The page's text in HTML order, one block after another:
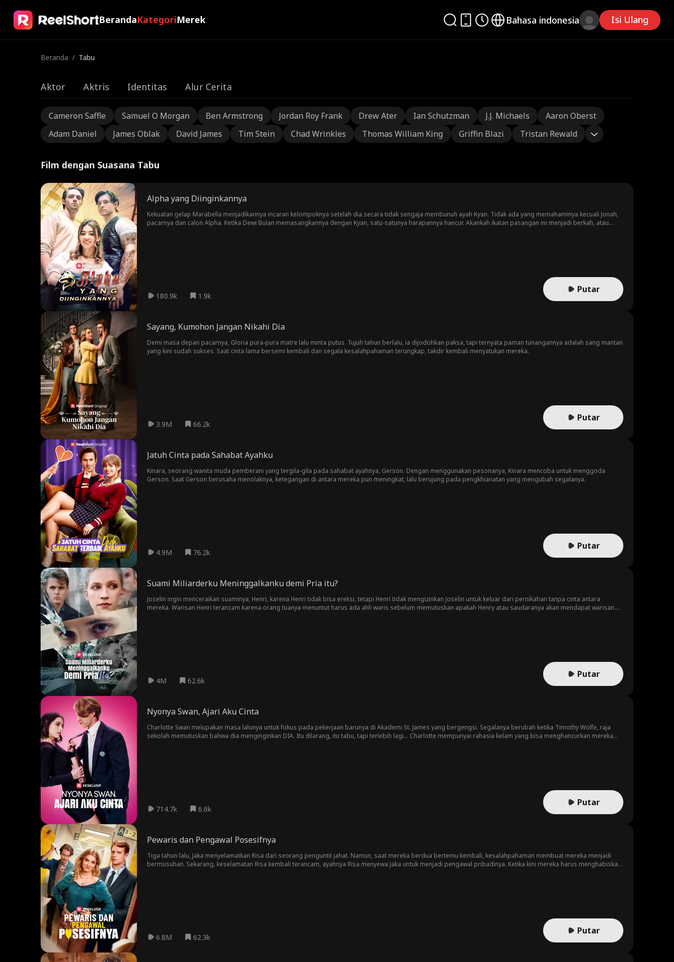
BerandaKategoriMerek Bahasa indonesia Isi Ulang
Beranda / Tabu
Aktor Aktris Identitas Alur Cerita
Cameron Saffle Samuel O Morgan Ben Armstrong Jordan Roy Frank Drew Ater Ian Schutzman J.J. Michaels
Aaron Oberst
Adam Daniel
James Oblak David James Tim Stein Chad Wrinkles Thomas William King Griffin Blazi Tristan Rewald
Film dengan Suasana Tabu
Alpha yang Diinginkannya
Kekuatan gelap Marabella menjadikannya incaran kelompoknya setelah dia secara tidak sengaja membunuh ayah Kyan. Tidak ada yang memahaminya kecuali Jonah,
pacarnya dan calon Alpha. Ketika Dewi Bulan memasangkannya dengan Kyan, satu-satunya harapannya hancur. Akankah ikatan pasangan ini menjadi berkah, atau
180.9k 1.9k
Putar
Sayang, Kumohon Jangan Nikahi Dia
Demi masa depan pacarnya, Gloria pura-pura matre lalu minta putus. Tujuh tahun berlalu, ia dijodohkan paksa, tapi ternyata paman tunangannya adalah sang mantan
yang kini sudah sukses. Saat cinta lama bersemi kembali dan segala kesalahpahaman terungkap, takdir kembali menyatukan mereka.
3.9M 66.2k
Putar
Jatuh Cinta pada Sahabat Ayahku
Kinara, seorang wanita muda pemberani yang tergila-gila pada sahabat ayahnya, Gerson. Dengan menggunakan pesonanya, Kinara mencoba untuk menggoda
Gerson. Saat Gerson berusaha menolaknya, ketegangan di antara mereka pun meningkat, lalu berujung pada pengkhianatan yang mengubah segalanya.
4.9M 76.2k
Putar
Suami Miliarderku Meninggalkanku demi Pria itu?
Joselin ingin menceraikan suaminya, Henri, karena Henri tidak bisa ereksi, tetapi Henri tidak mengizinkan Joselin untuk keluar dari pernikahan tanpa cinta antara
mereka. Warisan Henri terancam karena orang tuanya menuntut harus ada ahli waris sebelum memutuskan apakah Henry atau saudaranya akan mendapat warisan.
4M 62.6k
Putar
Nyonya Swan, Ajari Aku Cinta
Charlotte Swan melupakan masa lalunya untuk fokus pada pekerjaan barunya di Akademi St. James yang bergengsi. Segalanya berubah ketika Timothy Wolfe, raja
sekolah memutuskan bahwa dia menginginkan DIA. Itu dilarang, itu tabu, tapi terlebih lagi... Charlotte mempunyai rahasia kelam yang bisa menghancurkan mereka
714.7k 6.6k
Putar
Pewaris dan Pengawal Posesifnya
Tiga tahun lalu, Jaka menyelamatkan Risa dari seorang penguntit jahat. Namun, saat mereka berdua bertemu kembali, kesalahpahaman membuat mereka menjadi
bermusuhan. Sekarang, keselamatan Risa kembali terancam, ayahnya Risa menyewa Jaka untuk menjadi pengawal pribadinya. Ketika kini mereka harus menghabiskan
6.8M 62.3k
Putar